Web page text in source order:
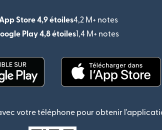
Store 4,9 étoiles4,2 M+ notes
(s'ouvre
Play 4,8 étoiles1,4 M+ notes
votre téléphone pour obtenir